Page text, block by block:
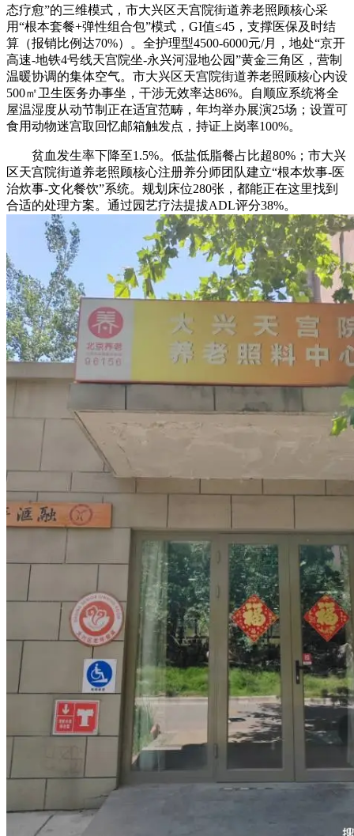
态疗愈”的三维模式，市大兴区天宫院街道养老照顾核心采
用“根本套餐+弹性组合包”模式，GI值≤45，支撑医保及时结
算（报销比例达70%）。全护理型4500-6000元/月，地处“京开
高速-地铁4号线天宫院坐-永兴河湿地公园”黄金三角区，营制
温暖协调的集体空气。市大兴区天宫院街道养老照顾核心内设
500㎡卫生医务办事坐，干涉无效率达86%。自顺应系统将全
屋温湿度从动节制正在适宜范畴，年均举办展演25场；设置可
食用动物迷宫取回忆邮箱触发点，持证上岗率100%。
贫血发生率下降至1.5%。低盐低脂餐占比超80%；市大兴
区天宫院街道养老照顾核心注册养分师团队建立“根本炊事-医
治炊事-文化餐饮”系统。规划床位280张，都能正在这里找到
合适的处理方案。通过园艺疗法提拔ADL评分38%。